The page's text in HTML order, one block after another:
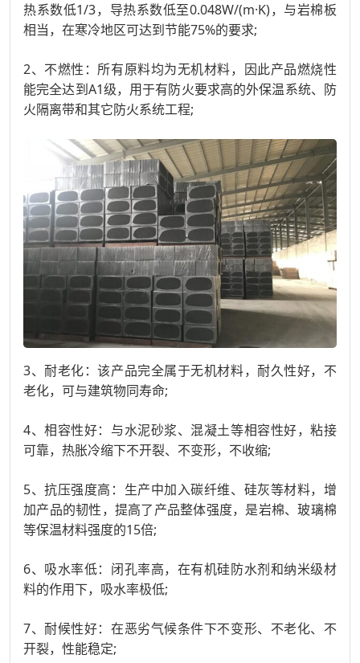
热系数低1/3，导热系数低至0.048W/(m·K)，与岩棉板
相当，在寒冷地区可达到节能75%的要求;
2、不燃性：所有原料均为无机材料，因此产品燃烧性
能完全达到A1级，用于有防火要求高的外保温系统、防
火隔离带和其它防火系统工程;
3、耐老化：该产品完全属于无机材料，耐久性好，不
老化，可与建筑物同寿命;
4、相容性好：与水泥砂浆、混凝土等相容性好，粘接
可靠，热胀冷缩下不开裂、不变形，不收缩;
5、抗压强度高：生产中加入碳纤维、硅灰等材料，增
加产品的韧性，提高了产品整体强度，是岩棉、玻璃棉
等保温材料强度的15倍;
6、吸水率低：闭孔率高，在有机硅防水剂和纳米级材
料的作用下，吸水率极低;
7、耐候性好：在恶劣气候条件下不变形、不老化、不
开裂，性能稳定;